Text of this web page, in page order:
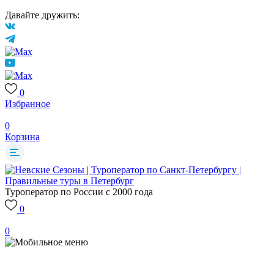
Давайте дружить:
0
Избранное
0
Корзина
Туроператор по России с 2000 года
0
0